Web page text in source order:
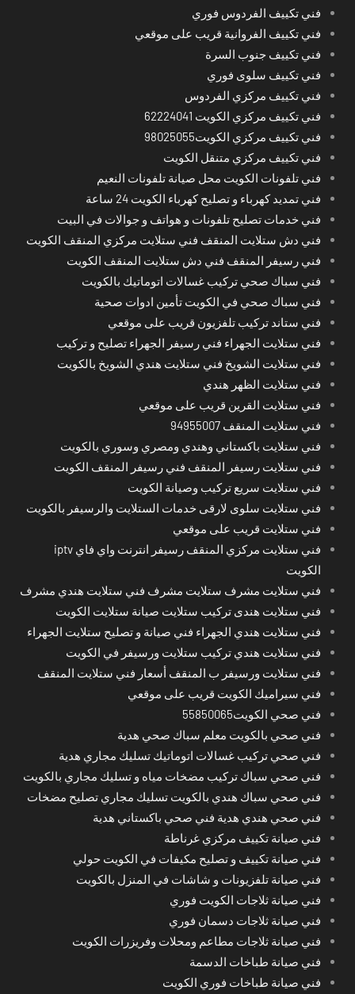
فني تكييف الفردوس فوري
فني تكييف الفروانية قريب على موقعي
فني تكييف جنوب السرة
فني تكييف سلوى فوري
فني تكييف مركزي الفردوس
فني تكييف مركزي الكويت 62224041
فني تكييف مركزي الكويت98025055
فني تكييف مركزي متنقل الكويت
فني تلفونات الكويت محل صيانة تلفونات النعيم
فني تمديد كهرباء و تصليح كهرباء الكويت 24 ساعة
فني خدمات تصليح تلفونات و هواتف و جوالات في البيت
فني دش ستلايت المنقف فني ستلايت مركزي المنقف الكويت
فني رسيفر المنقف فني دش ستلايت المنقف الكويت
فني سباك صحي تركيب غسالات اتوماتيك بالكويت
فني سباك صحي في الكويت تأمين ادوات صحية
فني ستاند تركيب تلفزيون قريب على موقعي
فني ستلايت الجهراء فني رسيفر الجهراء تصليح و تركيب
فني ستلايت الشويخ فني ستلايت هندي الشويخ بالكويت
فني ستلايت الظهر هندي
فني ستلايت القرين قريب على موقعي
فني ستلايت المنقف 94955007
فني ستلايت باكستاني وهندي ومصري وسوري بالكويت
فني ستلايت رسيفر المنقف فني رسيفر المنقف الكويت
فني ستلايت سريع تركيب وصيانة الكويت
فني ستلايت سلوى لارقى خدمات الستلايت والرسيفر بالكويت
فني ستلايت قريب على موقعي
فني ستلايت مركزي المنقف رسيفر انترنت واي فاي iptv
الكويت
فني ستلايت مشرف ستلايت مشرف فني ستلايت هندي مشرف
فني ستلايت هندى تركيب ستلايت صيانة ستلايت الكويت
فني ستلايت هندي الجهراء فني صيانة و تصليح ستلايت الجهراء
فني ستلايت هندي تركيب ستلايت ورسيفر في الكويت
فني ستلايت ورسيفر ب المنقف أسعار فني ستلايت المنقف
فني سيراميك الكويت قريب على موقعي
فني صحي الكويت55850065
فني صحي بالكويت معلم سباك صحي هدية
فني صحي تركيب غسالات اتوماتيك تسليك مجاري هدية
فني صحي سباك تركيب مضخات مياه و تسليك مجاري بالكويت
فني صحي سباك هندي بالكويت تسليك مجاري تصليح مضخات
فني صحي هندي هدية فني صحي باكستاني هدية
فني صيانة تكييف مركزي غرناطة
فني صيانة تكييف و تصليح مكيفات في الكويت حولي
فني صيانة تلفزيونات و شاشات في المنزل بالكويت
فني صيانة ثلاجات الكويت فوري
فني صيانة ثلاجات دسمان فوري
فني صيانة ثلاجات مطاعم ومحلات وفريزرات الكويت
فني صيانة طباخات الدسمة
فني صيانة طباخات فوري الكويت